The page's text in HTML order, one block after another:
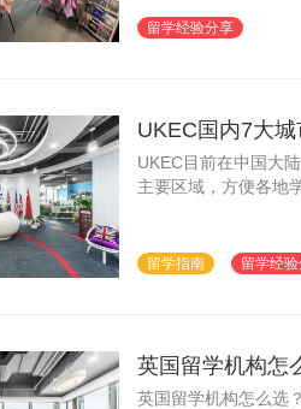
参考。
留学经验分享
UKEC国内7大
UKEC目前在中国大
主要区域，方便各地
留学指南 留学经
英国留学机构怎
手可及！
英国留学机构怎么选